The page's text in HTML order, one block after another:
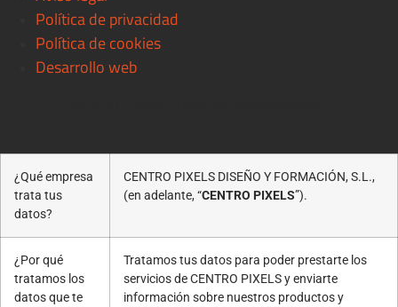
Política de privacidad
Política de cookies
Desarrollo web
¿Qué empresa
trata tus
datos?
CENTRO PIXELS DISEÑO Y FORMACIÓN, S.L.,
(en adelante, “CENTRO PIXELS”).
¿Por qué
tratamos los
datos que te
Tratamos tus datos para poder prestarte los
servicios de CENTRO PIXELS y enviarte
información sobre nuestros productos y